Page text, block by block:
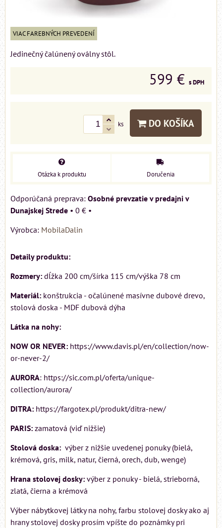
VIAC FAREBNÝCH PREVEDENÍ
Jedinečný čalúnený oválny stôl.
599 € s DPH
ks DO KOŠÍKA
Otázka k produktu Doručenia
Osobné prevzatie v predajni v
Dunajskej Strede • 0 € •
Výrobca: MobilaDalin
Detaily produktu:
Rozmery: dĺžka 200 cm/šírka 115 cm/výška 78 cm
Materiál: konštrukcia - očalúnené masívne dubové drevo,
stolová doska - MDF dubová dýha
Látka na nohy:
NOW OR NEVER: https://www.davis.pl/en/collection/now-
or-never-2/
AURORA: https://sic.com.pl/oferta/unique-
collection/aurora/
DITRA: https://fargotex.pl/produkt/ditra-new/
PARIS: zamatová (viď nižšie)
Stolová doska: výber z nižšie uvedenej ponuky (bielá,
krémová, gris, milk, natur, čierná, orech, dub, wenge)
Hrana stolovej dosky: výber z ponuky - bielá, strieborná,
zlatá, čierna a krémová
Výber nábytkovej látky na nohy, farbu stolovej dosky ako aj
hrany stolovej dosky prosím vpíšte do poznámky pri